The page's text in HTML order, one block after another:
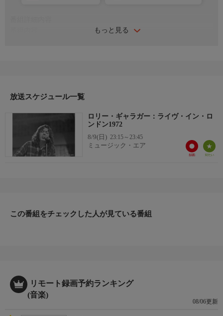
もっと見る
放送スケジュール一覧
ロリー・ギャラガー：ライヴ・イン・ロ
ンドン1972
8/9(日) 23:15～23:45
ミュージック・エア
この番組をチェックした人が見ている番組
リモート録画予約ランキング
(音楽)
08/06更新